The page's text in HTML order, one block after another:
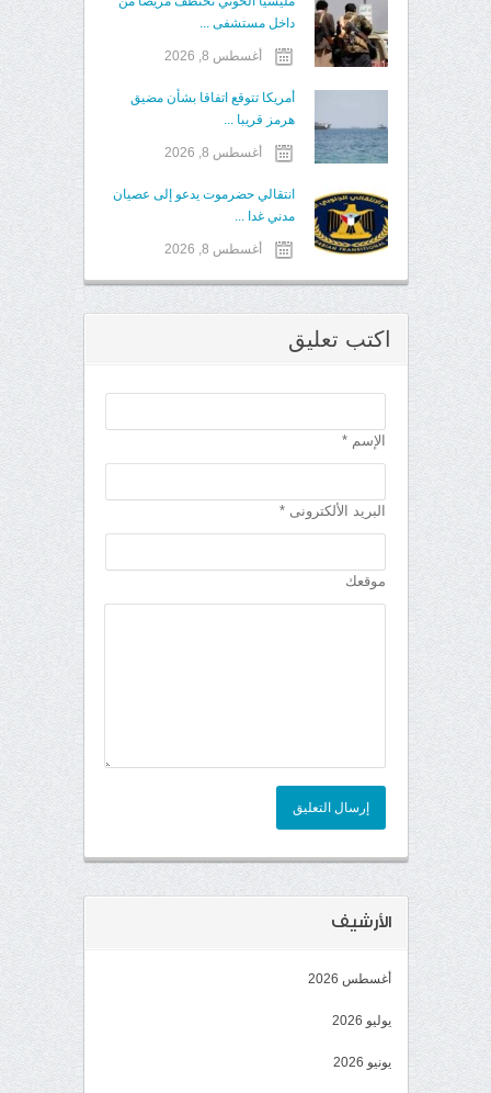
داخل مستشفى ...
أغسطس 8, 2026
أمريكا تتوقع اتفاقا بشأن مضيق
هرمز قريبا ...
أغسطس 8, 2026
انتقالي حضرموت يدعو إلى عصيان
مدني غدا ...
أغسطس 8, 2026
اكتب تعليق
الإسم *
البريد الألكترونى *
موقعك
إرسال التعليق
الأرشيف
أغسطس 2026
يوليو 2026
يونيو 2026